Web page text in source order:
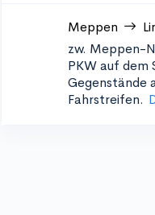
Meppen
zw. Meppen-
PKW auf
Gegenstände
Fahrstreifen.